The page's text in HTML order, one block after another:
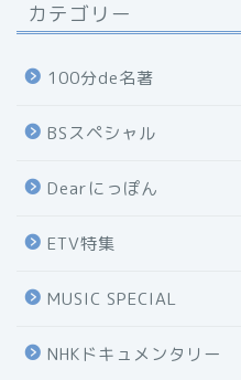
カテゴリー
100分de名著
BSスペシャル
Dearにっぽん
ETV特集
MUSIC SPECIAL
NHKドキュメンタリー